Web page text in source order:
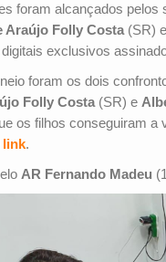
foram alcançados pelos
Araújo Folly Costa (SR) e
exclusivos
foram os dois
Folly Costa (SR) e
os filhos conseguiram a
link.
AR Fernando Madeu